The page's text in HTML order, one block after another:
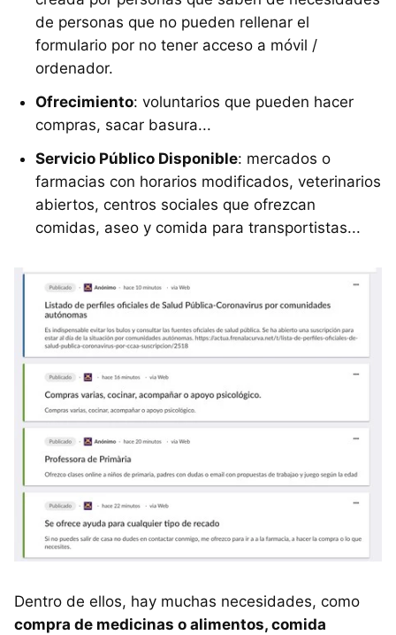
de personas que no pueden rellenar el
formulario por no tener acceso a móvil /
ordenador.
Ofrecimiento:​ voluntarios que pueden hacer
compras, sacar basura...
Servicio Público Disponible: mercados o
farmacias con horarios modificados, veterinarios
abiertos, centros sociales que ofrezcan
comidas, aseo y comida para transportistas...
Dentro de ellos, hay muchas necesidades, como
compra de medicinas o alimentos, comida